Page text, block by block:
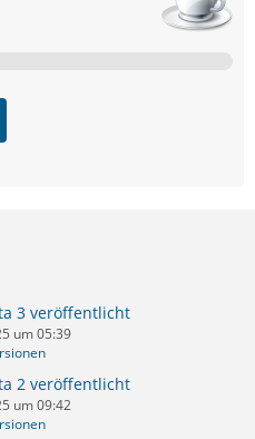
3 veröffentlicht
um 05:39
2 veröffentlicht
um 09:42